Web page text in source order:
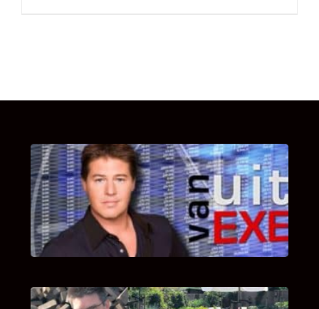
UITSTEL VAN EXECUTIE
Bekijk hier de fragmenten van de deelname
van Bricks and Stones aan dit programma.